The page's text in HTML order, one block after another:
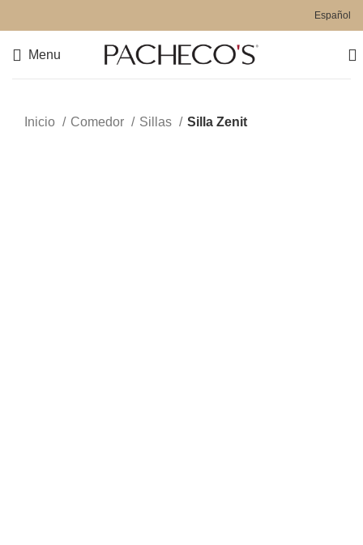
Español
Menu
Inicio Comedor Sillas Silla Zenit